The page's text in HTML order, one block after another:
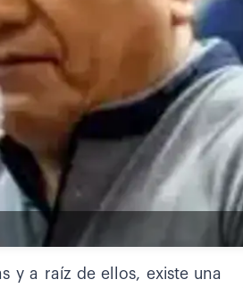
y a raíz de ellos, existe una